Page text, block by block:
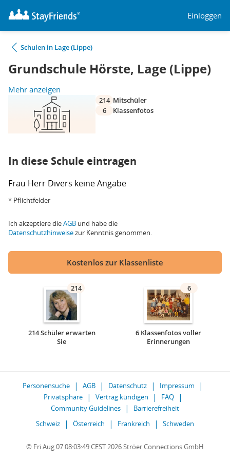
Einloggen
Schulen in Lage (Lippe)
Grundschule Hörste, Lage (Lippe)
Mehr anzeigen
214 Mitschüler
6
Klassenfotos
In diese Schule eintragen
Frau Herr Divers keine Angabe
* Pflichtfelder
Ich akzeptiere dieAGB und habe die
Datenschutzhinweisezur Kenntnis genommen.
Kostenlos zur Klassenliste
214
214 Schüler erwarten
Sie
6
6 Klassenfotos voller
Erinnerungen
Personensuche AGB Datenschutz
Impressum
Privatsphäre
Vertrag kündigen
FAQ
Community Guidelines
Barrierefreiheit
Schweiz
Österreich Frankreich Schweden
© Fri Aug 07 08:03:49 CEST 2026 Ströer Connections GmbH